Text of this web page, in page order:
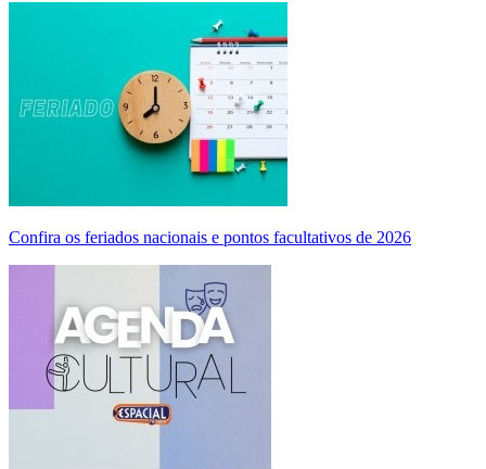
Confira os feriados nacionais e pontos facultativos de 2026